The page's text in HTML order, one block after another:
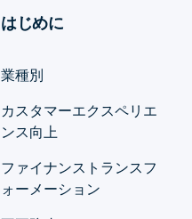
はじめに
業種別
カスタマーエクスペリエ
ンス向上
ファイナンストランスフ
ォーメーション